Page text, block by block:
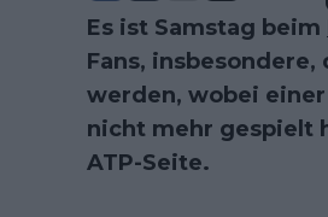
Es ist Samstag beim
Fans,
werden, wobei
nicht mehr gespielt
ATP-Seite.